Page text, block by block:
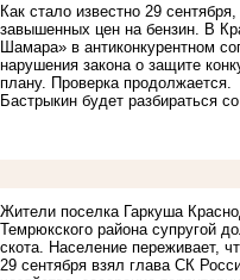
Как стало известно 29
завышенных цен на бензин. В
Шамара» в антиконкурентном
нарушения закона о защите
плану. Проверка продолжается.
Бастрыкин будет разбираться
Жители поселка Гаркуша
Темрюкского района супругой
скота. Население переживает,
29 сентября взял глава СК